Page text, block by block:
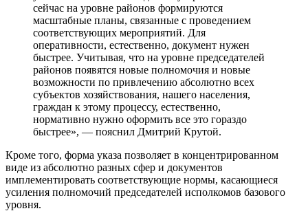
сейчас на уровне районов формируются
масштабные планы, связанные с проведением
соответствующих мероприятий. Для
оперативности, естественно, документ нужен
быстрее. Учитывая, что на уровне председателей
районов появятся новые полномочия и новые
возможности по привлечению абсолютно всех
субъектов хозяйствования, нашего населения,
граждан к этому процессу, естественно,
нормативно нужно оформить все это гораздо
быстрее», — пояснил Дмитрий Крутой.
Кроме того, форма указа позволяет в концентрированном
виде из абсолютно разных сфер и документов
имплементировать соответствующие нормы, касающиеся
усиления полномочий председателей исполкомов базового
уровня.